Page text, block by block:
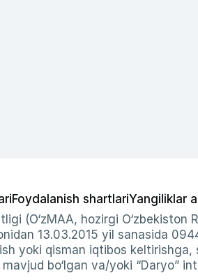
Foydalanish shartlariYangiliklar
(O‘zMAA, hozirgi
13.03.2015 yil sanasida
yoki qisman iqtibos
bo‘lgan va/yoki “Daryo”